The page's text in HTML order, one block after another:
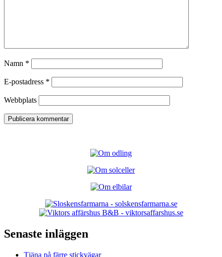
Namn *
E-postadress *
Webbplats
Senaste inläggen
Tjäna på färre stickvägar